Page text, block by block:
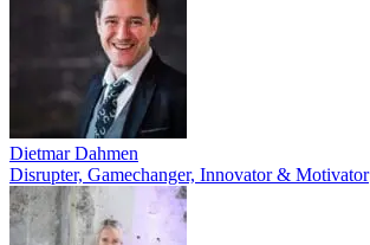
Dietmar Dahmen
Disrupter, Gamechanger, Innovator & Motivator